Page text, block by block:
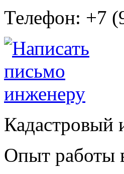
Телефон: +7
Кадастровый
Опыт работы